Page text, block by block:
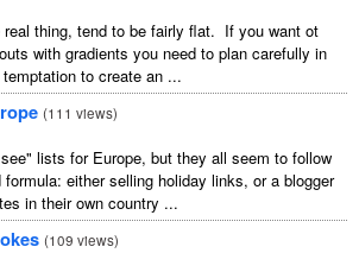
real thing, tend to be fairly flat. If you want ot
with gradients you need to plan carefully in
to create an ...
(111 views)
lists for Europe, but they all seem to follow
formula: either selling holiday links, or a blogger
in their own country ...
(109 views)